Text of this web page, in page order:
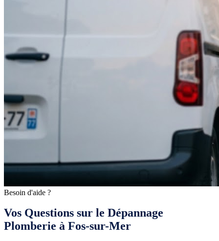
Besoin d'aide ?
Vos Questions sur le Dépannage
Plomberie à Fos-sur-Mer